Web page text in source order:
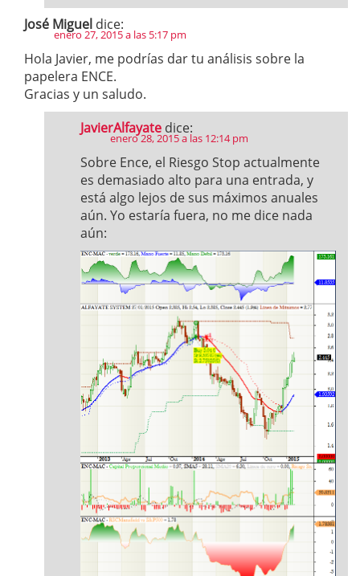
José Miguel dice:
enero 27, 2015 a las 5:17 pm
Hola Javier, me podrías dar tu análisis sobre la
papelera ENCE.
Gracias y un saludo.
JavierAlfayate dice:
enero 28, 2015 a las 12:14 pm
Sobre Ence, el Riesgo Stop actualmente
es demasiado alto para una entrada, y
está algo lejos de sus máximos anuales
aún. Yo estaría fuera, no me dice nada
aún: